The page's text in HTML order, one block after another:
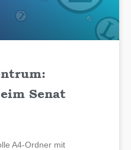
Senat
A4-Ordner mit